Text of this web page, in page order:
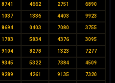
8741 4662 2751 6890
1037 1336 4403 9923
8694 0403 7080 3755
1783 5834 4376 3095
9104 8278 1323 7277
9345 5322 7384 4509
9289 4261 9135 7320